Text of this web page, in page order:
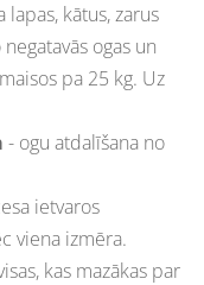
lapas, kātus, zarus
ogas un
pa 25 kg. Uz
- ogu atdalīšana no
ietvaros
viena izmēra.
kas mazākas par